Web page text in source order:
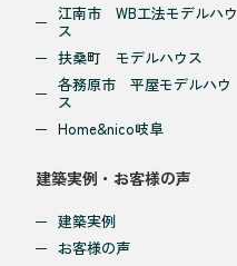
江南市 WB工法モデルハウ
ス
扶桑町 モデルハウス
各務原市 平屋モデルハウ
ス
Home&nico岐阜
建築実例・お客様の声
建築実例
お客様の声